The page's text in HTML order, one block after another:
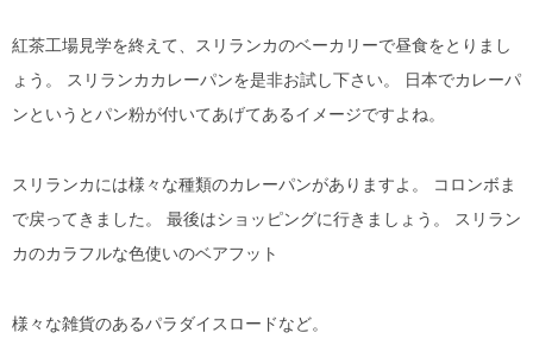
紅茶工場見学を終えて、スリランカのベーカリーで昼食をとりまし
ょう。 スリランカカレーパンを是非お試し下さい。 日本でカレーパ
ンというとパン粉が付いてあげてあるイメージですよね。
スリランカには様々な種類のカレーパンがありますよ。 コロンボま
で戻ってきました。 最後はショッピングに行きましょう。 スリラン
カのカラフルな色使いのベアフット
様々な雑貨のあるパラダイスロードなど。